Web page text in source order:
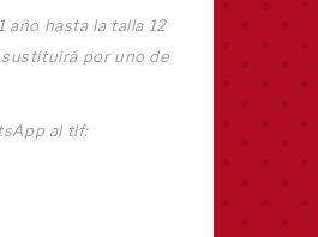
hasta la talla 12
por uno de
al tlf: